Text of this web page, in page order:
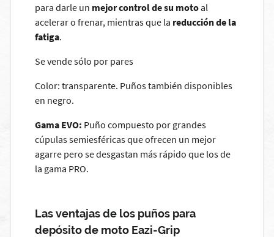
para darle un mejor control de su motoal
acelerar o frenar, mientras que la reducción de la
fatiga.
Se vende sólo por pares
Color: transparente. Puños también disponibles
en negro.
Gama EVO: Puño compuesto por grandes
cúpulas semiesféricas que ofrecen un mejor
agarre pero se desgastan más rápido que los de
la gama PRO.
Las ventajas de los puños para
depósito de moto Eazi-Grip